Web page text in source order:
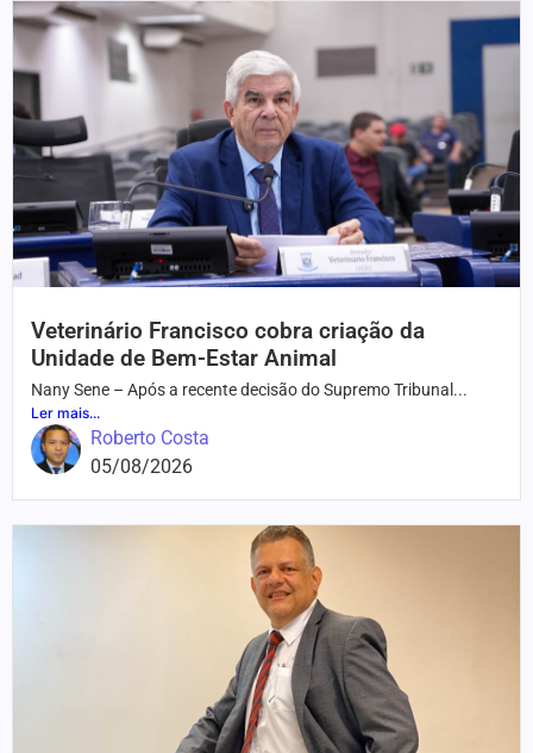
Veterinário Francisco cobra criação da
Unidade de Bem-Estar Animal
Nany Sene – Após a recente decisão do Supremo Tribunal...
Ler mais...
Roberto Costa
05/08/2026